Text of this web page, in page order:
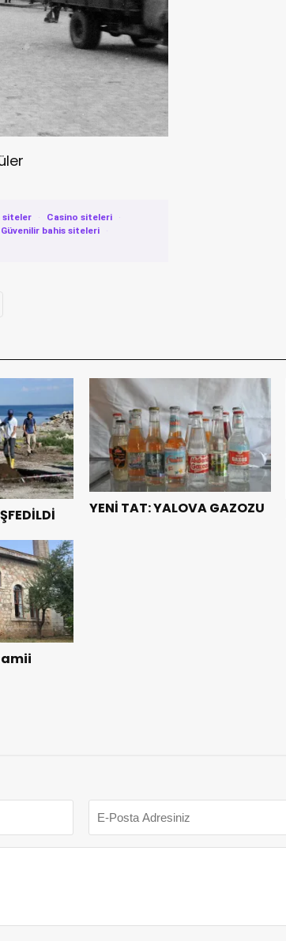
siteler · Casino siteleri
·
Güvenilir bahis siteleri
·
YENİ TAT: YALOVA GAZOZU